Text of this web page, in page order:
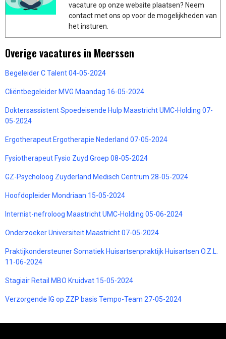
vacature op onze website plaatsen? Neem
contact met ons op voor de mogelijkheden van
het insturen.
Overige vacatures in Meerssen
Begeleider C Talent 04-05-2024
Cliëntbegeleider MVG Maandag 16-05-2024
Doktersassistent Spoedeisende Hulp Maastricht UMC-Holding 07-
05-2024
Ergotherapeut Ergotherapie Nederland 07-05-2024
Fysiotherapeut Fysio Zuyd Groep 08-05-2024
GZ-Psycholoog Zuyderland Medisch Centrum 28-05-2024
Hoofdopleider Mondriaan 15-05-2024
Internist-nefroloog Maastricht UMC-Holding 05-06-2024
Onderzoeker Universiteit Maastricht 07-05-2024
Praktijkondersteuner Somatiek Huisartsenpraktijk Huisartsen O.Z.L.
11-06-2024
Stagiair Retail MBO Kruidvat 15-05-2024
Verzorgende IG op ZZP basis Tempo-Team 27-05-2024